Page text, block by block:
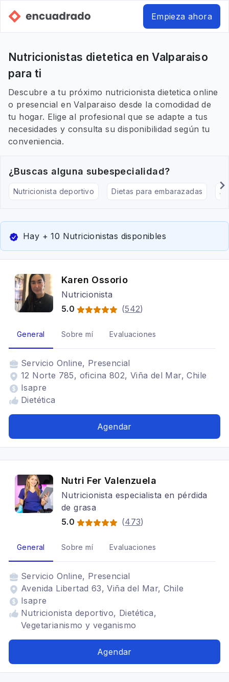
Empieza ahora
Nutricionistas dietetica en Valparaiso
para ti
Descubre a tu próximo nutricionista dietetica online
o presencial en Valparaiso desde la comodidad de
tu hogar. Elige al profesional que se adapte a tus
necesidades y consulta su disponibilidad según tu
conveniencia.
¿Buscas alguna subespecialidad?
Nutricionista deportivo Dietas para embarazadas
Hay + 10 Nutricionistas disponibles
Karen Ossorio
Nutricionista
5.0
(542)
General Sobre mí Evaluaciones
Servicio Online, Presencial
12 Norte 785, oficina 802, Viña del Mar, Chile
Isapre
Dietética
Agendar
Nutri Fer Valenzuela
Nutricionista especialista en pérdida
de grasa
5.0
(473)
General Sobre mí Evaluaciones
Servicio Online, Presencial
Avenida Libertad 63, Viña del Mar, Chile
Isapre
Nutricionista deportivo, Dietética,
Vegetarianismo y veganismo
Agendar